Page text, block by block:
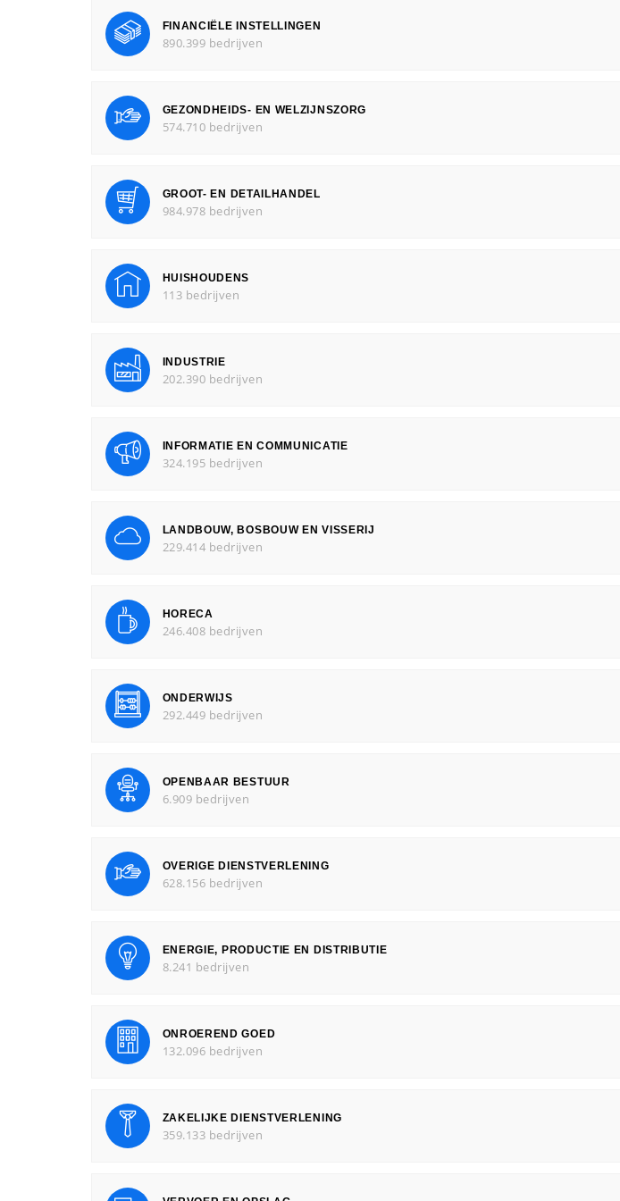
FINANCIËLE INSTELLINGEN
890.399 bedrijven
GEZONDHEIDS- EN WELZIJNSZORG
574.710 bedrijven
GROOT- EN DETAILHANDEL
984.978 bedrijven
HUISHOUDENS
113 bedrijven
INDUSTRIE
202.390 bedrijven
INFORMATIE EN COMMUNICATIE
324.195 bedrijven
LANDBOUW, BOSBOUW EN VISSERIJ
229.414 bedrijven
HORECA
246.408 bedrijven
ONDERWIJS
292.449 bedrijven
OPENBAAR BESTUUR
6.909 bedrijven
OVERIGE DIENSTVERLENING
628.156 bedrijven
ENERGIE, PRODUCTIE EN DISTRIBUTIE
8.241 bedrijven
ONROEREND GOED
132.096 bedrijven
ZAKELIJKE DIENSTVERLENING
359.133 bedrijven